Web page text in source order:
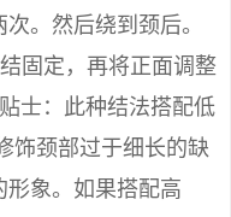
。然后绕到颈后。
固定，再将正面调整
士：此种结法搭配低
饰颈部过于细长的缺
象。如果搭配高